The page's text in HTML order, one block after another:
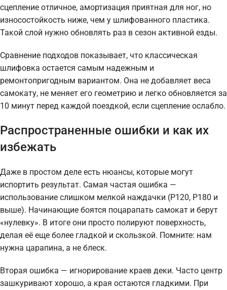
сцепление отличное, амортизация приятная для ног, но
износостойкость ниже, чем у шлифованного пластика.
Такой слой нужно обновлять раз в сезон активной езды.
Сравнение подходов показывает, что классическая
шлифовка остается самым надежным и
ремонтопригодным вариантом. Она не добавляет веса
самокату, не меняет его геометрию и легко обновляется за
10 минут перед каждой поездкой, если сцепление ослабло.
Распространенные ошибки и как их
избежать
Даже в простом деле есть нюансы, которые могут
испортить результат. Самая частая ошибка —
использование слишком мелкой наждачки (P120, P180 и
выше). Начинающие боятся поцарапать самокат и берут
«нулевку». В итоге они просто полируют поверхность,
делая её еще более гладкой и скользкой. Помните: нам
нужна царапина, а не блеск.
Вторая ошибка — игнорирование краев деки. Часто центр
зашкуривают хорошо, а края остаются гладкими. При